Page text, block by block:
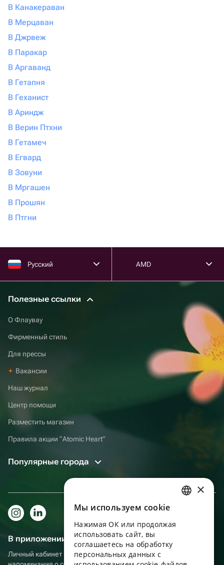
В Канакераван
В Мерцаван
В Джрвеж
В Паракар
В Аргаванд
В Гетапня
В Геханист
В Ариндж
В Верин Птхни
В Гетамеч
В Егвард
В Зовуни
В Мргашен
В Прошян
В Птгни
Русский AMD
Полезные ссылки
О Флаувау
Фирменный стиль
Для прессы
Вакансии
Наш журнал
Центр помощи
Разместить магазин
Правила акции “Atomic Heart”
Популярные города
В приложении еще удобнее!
Личный кабинет получателя, больше бонусов за покупки и
ENGLISH
UKRAINIAN
PORTUGUESE
×
Мы используем сookie
Нажимая ОК или продолжая
использовать сайт, вы
соглашаетесь на обработку
персональных данных с